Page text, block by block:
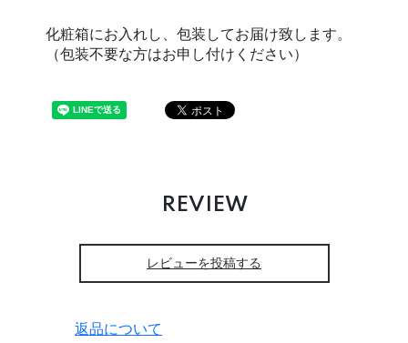
化粧箱にお入れし、包装してお届け致します。
（包装不要な方はお申し付けください）
REVIEW
レビューを投稿する
返品について